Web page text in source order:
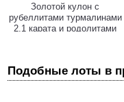
Золотой кулон с
рубеллитами турмалинами
2,1 карата и родолитами
Подобные лоты в